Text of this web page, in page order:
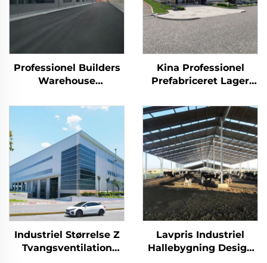
Professionel Builders
Warehouse
Tagbjælker Ramme
Staldbygning
Kina Professionel
Prefabriceret Lager
Bygningsplaner
Staldbygning
Industriel Størrelse Z
Tvangsventilation
Lavpris Industriel
Hallebygning Design